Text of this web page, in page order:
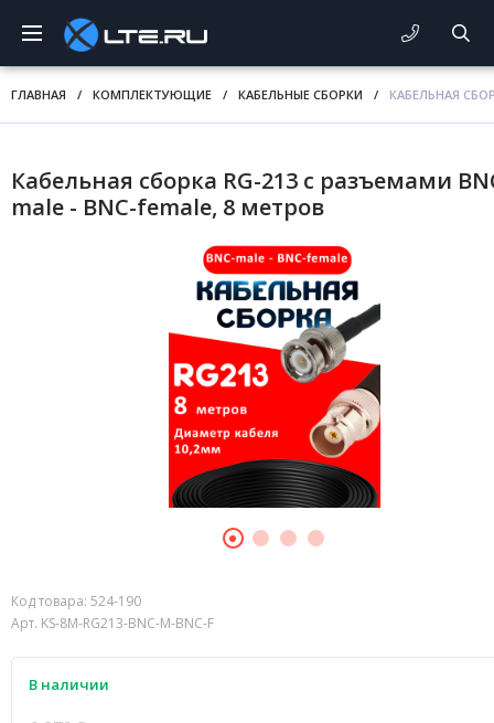
ГЛАВНАЯ / КОМПЛЕКТУЮЩИЕ / КАБЕЛЬНЫЕ СБОРКИ / КАБЕЛЬНАЯ
Кабельная сборка RG-213 с разъемами
male - BNC-female, 8 метров
Код товара: 524-190
Арт. KS-8M-RG213-BNC-M-BNC-F
В наличии